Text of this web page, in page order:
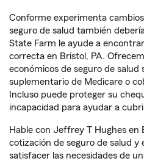
Conforme experimenta
seguro de salud también
State Farm le ayude a
correcta en Bristol, PA.
económicos de seguro de salud
suplementario de Medicare o
Incluso puede proteger su
incapacidad para ayudar a
Hable con Jeffrey T Hughes en
cotización de seguro de salud y
satisfacer las necesidades de